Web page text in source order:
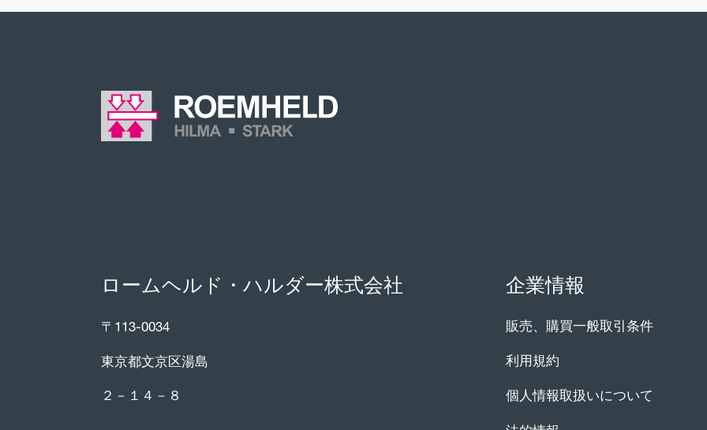
ロームヘルド・ハルダー株式会社
〒113-0034
東京都文京区湯島
２－１４－８
企業情報
販売、購買一般取引条件
利用規約
個人情報取扱いについて